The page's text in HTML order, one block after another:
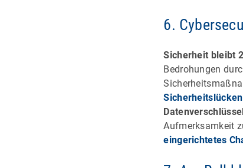
6.
Sicherheit bleibt
Bedrohungen
Aufmerksamkeit
eingerichtetes